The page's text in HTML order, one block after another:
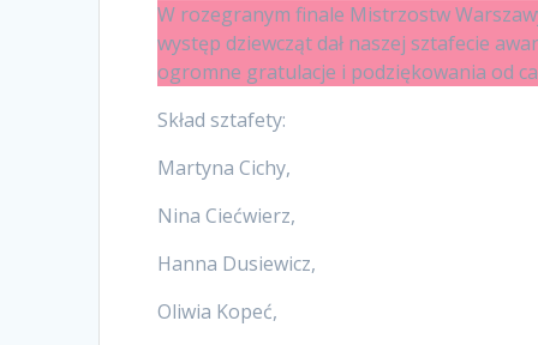
W rozegranym finale Mistrzostw
występ dziewcząt dał naszej sztafecie
ogromne gratulacje i podziękowania od
Skład sztafety:
Martyna Cichy,
Nina Ciećwierz,
Hanna Dusiewicz,
Oliwia Kopeć,